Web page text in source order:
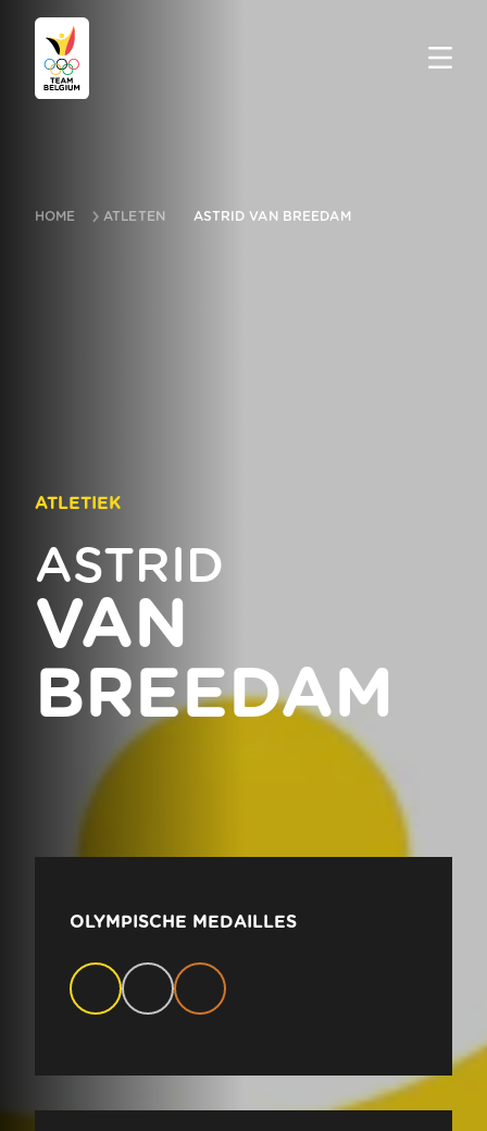
HOME ATLETEN ASTRID VAN BREEDAM
ATLETIEK
ASTRID
VAN
BREEDAM
OLYMPISCHE MEDAILLES